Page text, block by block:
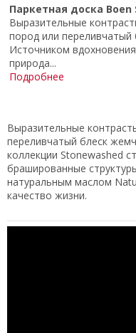
Паркетная доска Boen
Выразительные
пород или переливчатый
Источником
природа...
Подробнее
Выразительные
переливчатый блеск
коллекции Stonewashed
брашированные
натуральным маслом
качество жизни.